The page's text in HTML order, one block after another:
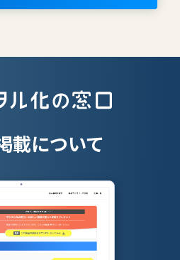
授業支援シス
載について